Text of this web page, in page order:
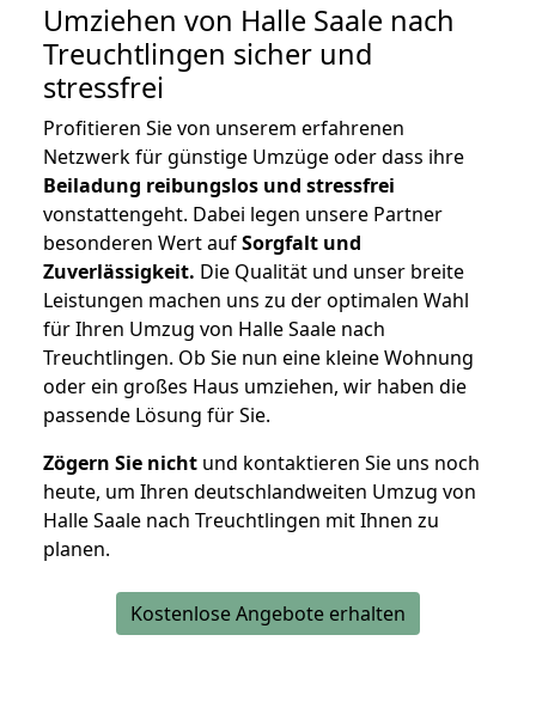
Umziehen von Halle Saale nach
Treuchtlingen sicher und
stressfrei
Profitieren Sie von unserem erfahrenen
Netzwerk für günstige Umzüge oder dass ihre
Beiladung reibungslos und stressfrei
vonstattengeht. Dabei legen unsere Partner
besonderen Wert aufSorgfalt und
Zuverlässigkeit. Die Qualität und unser breite
Leistungen machen uns zu der optimalen Wahl
für Ihren Umzug von Halle Saale nach
Treuchtlingen. Ob Sie nun eine kleine Wohnung
oder ein großes Haus umziehen, wir haben die
passende Lösung für Sie.
Zögern Sie nicht und kontaktieren Sie uns noch
heute, um Ihren deutschlandweiten Umzug von
Halle Saale nach Treuchtlingen mit Ihnen zu
planen.
Kostenlose Angebote erhalten